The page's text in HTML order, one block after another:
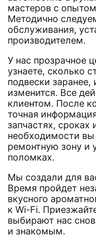
мастеров с
Методично
обслуживания,
производителем.
У нас прозрачное
узнаете, сколько
подвески заранее,
изменится. Все
клиентом. После
точная
запчастях, сроках
необходимости
ремонтную зону и
поломках.
Мы создали для
Время пройдет
вкусного
к Wi-Fi.
выбирают нас
и знакомым.